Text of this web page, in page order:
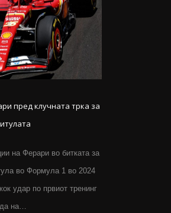
пред клучната трка за
на Ферари во битката за
во Формула 1 во 2024
удар по првиот тренинг
на…